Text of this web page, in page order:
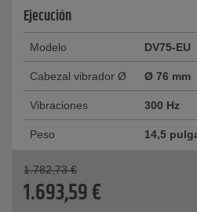
Ejecución
Modelo DV75-EU
Cabezal vibrador Ø Ø 76 mm
Vibraciones 300 Hz
Peso 14,5
1.782,73 €
1.693,59€